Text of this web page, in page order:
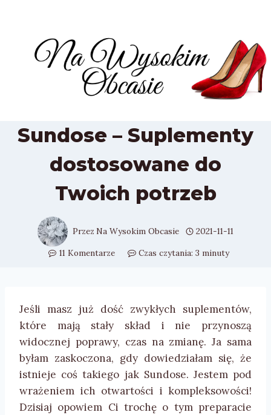
Sundose – Suplementy
dostosowane do
Twoich potrzeb
Przez Na Wysokim Obcasie
2021-11-11
11 Komentarze
Czas czytania: 3 minuty
Jeśli masz już dość zwykłych suplementów,
które mają stały skład i nie przynoszą
widocznej poprawy, czas na zmianę. Ja sama
byłam zaskoczona, gdy dowiedziałam się, że
istnieje coś takiego jak Sundose. Jestem pod
wrażeniem ich otwartości i kompleksowości!
Dzisiaj opowiem Ci trochę o tym preparacie